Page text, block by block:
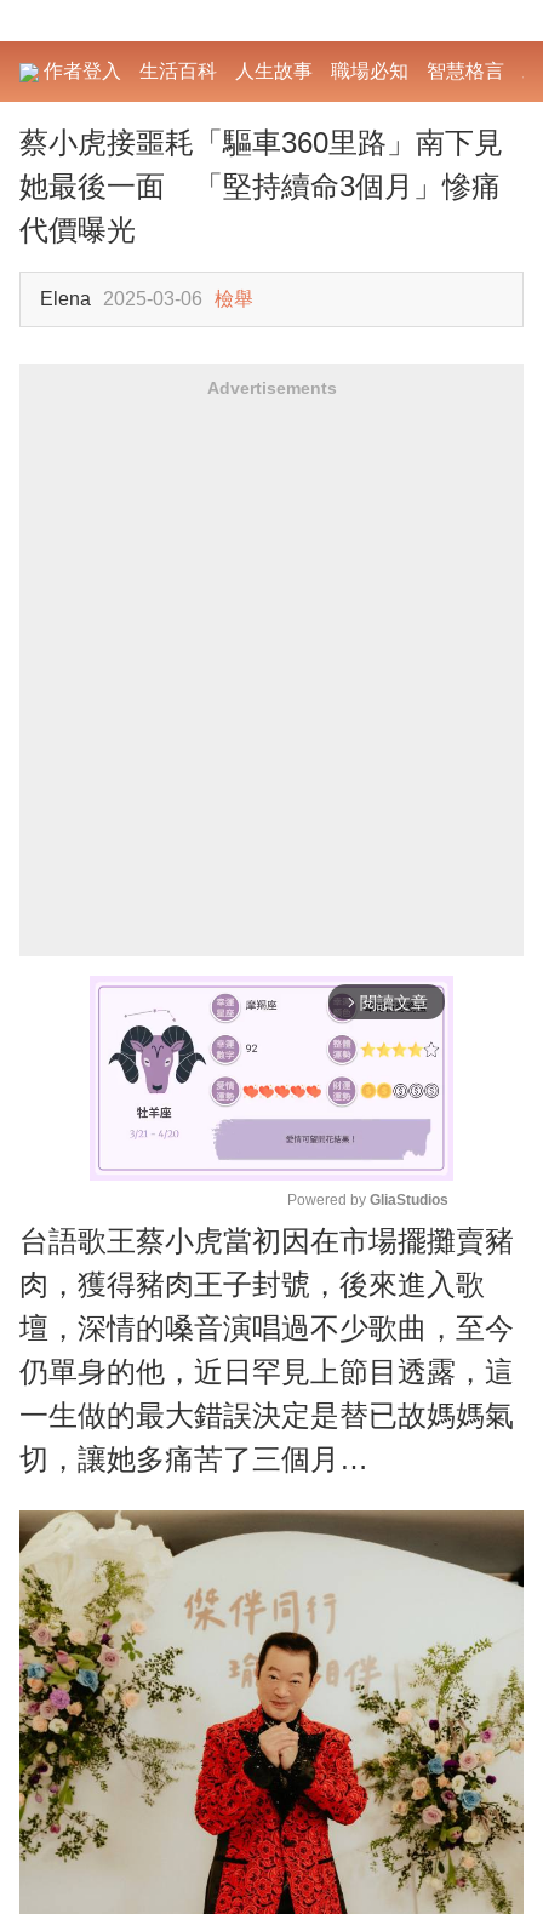
作者登入 生活百科 人生故事 職場必知 智慧格言
蔡小虎接噩耗「驅車360里路」南下見
她最後一面 「堅持續命3個月」慘痛
代價曝光
Elena 2025-03-06 檢舉
Advertisements
arrow_forward_ios 閱讀文章
M
u
t
e
Powered by GliaStudios
台語歌王蔡小虎當初因在市場擺攤賣豬
肉，獲得豬肉王子封號，後來進入歌
壇，深情的嗓音演唱過不少歌曲，至今
仍單身的他，近日罕見上節目透露，這
一生做的最大錯誤決定是替已故媽媽氣
切，讓她多痛苦了三個月…